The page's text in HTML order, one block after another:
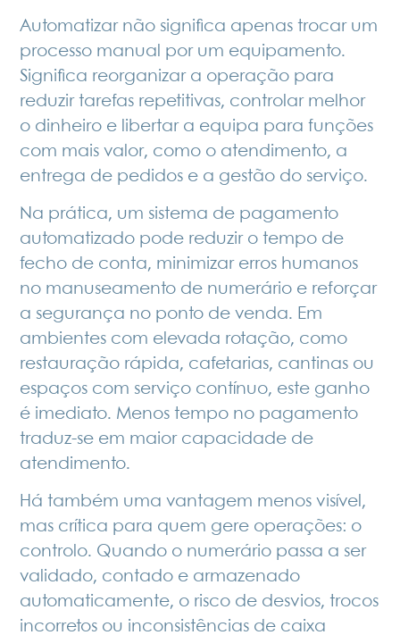
Automatizar não significa apenas trocar um
processo manual por um equipamento.
Significa reorganizar a operação para
reduzir tarefas repetitivas, controlar melhor
o dinheiro e libertar a equipa para funções
com mais valor, como o atendimento, a
entrega de pedidos e a gestão do serviço.
Na prática, um sistema de pagamento
automatizado pode reduzir o tempo de
fecho de conta, minimizar erros humanos
no manuseamento de numerário e reforçar
a segurança no ponto de venda. Em
ambientes com elevada rotação, como
restauração rápida, cafetarias, cantinas ou
espaços com serviço contínuo, este ganho
é imediato. Menos tempo no pagamento
traduz-se em maior capacidade de
atendimento.
Há também uma vantagem menos visível,
mas crítica para quem gere operações: o
controlo. Quando o numerário passa a ser
validado, contado e armazenado
automaticamente, o risco de desvios, trocos
incorretos ou inconsistências de caixa